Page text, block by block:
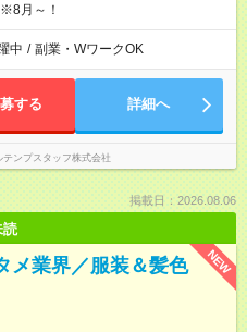
月～！
中 / 副業・WワークOK
する 詳細へ
テンプスタッフ株式会社
掲載日：2026.08.06
読
NEW
メ業界／服装＆髪色